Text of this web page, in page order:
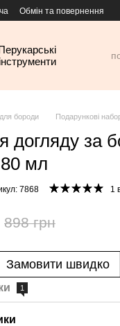
Обмін та повернення
інструменти
бороди Подарункові
догляду за
мл
7868 1
898 грн
Замовити швидко
1